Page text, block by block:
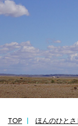
TOP ほんのひとさ